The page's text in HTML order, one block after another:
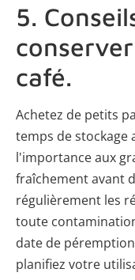
5.
café.
Achetez de petits
temps de stockage
l'importance aux
fraîchement avant
régulièrement les
toute
date de
planifiez votre